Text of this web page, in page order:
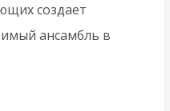
создает
ансамбль в